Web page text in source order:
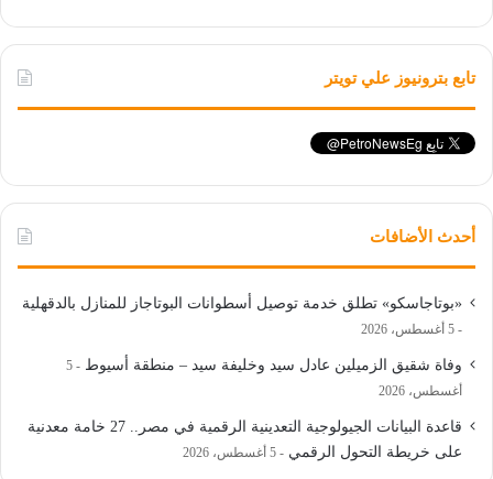
تابع بترونيوز علي تويتر
أحدث الأضافات
«بوتاجاسكو» تطلق خدمة توصيل أسطوانات البوتاجاز للمنازل بالدقهلية
5 أغسطس، 2026
وفاة شقيق الزميلين عادل سيد وخليفة سيد – منطقة أسيوط
5
أغسطس، 2026
قاعدة البيانات الجيولوجية التعدينية الرقمية في مصر.. 27 خامة معدنية
على خريطة التحول الرقمي
5 أغسطس، 2026